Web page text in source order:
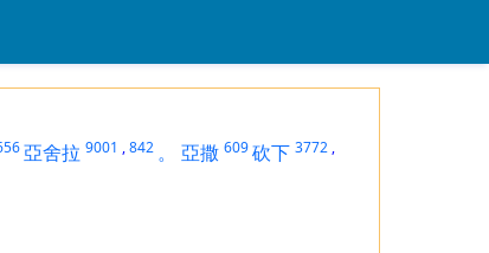
亞舍拉 9001 ,842 。 亞撒 609砍下 3772 ,